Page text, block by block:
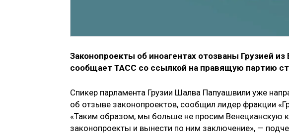
Законопроекты об иноагентах отозваны Грузией
сообщает ТАСС со ссылкой на правящую партию
Спикер парламента Грузии Шалва Папуашвили уже
об отзыве законопроектов, сообщил лидер фракции
«Таким образом, мы больше не просим Венецианскую
законопроекты и вынести по ним заключение», —